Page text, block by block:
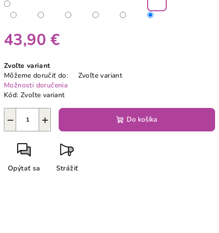
43,90 €
cena:
Zvoľte variant
Môžeme doručiť do:
Zvoľte variant
Možnosti doručenia
Kód: Zvoľte variant
+
− Do košíka
Opýtať sa Strážiť